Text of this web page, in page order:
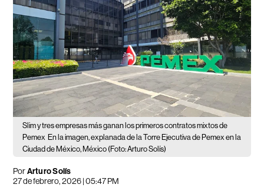
Slim y tres empresas más ganan los primeros contratos mixtos de
Pemex En la imagen, explanada de la Torre Ejecutiva de Pemex en la
Ciudad de México, México (Foto: Arturo Solís)
PorArturo Solís
27 de febrero, 2026 | 05:47 PM